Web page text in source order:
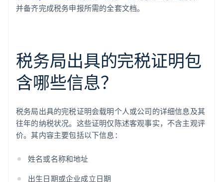
并备齐完成税务申报所需的全套文档。
税务局出具的完税证明包
含哪些信息？
税务局出具的完税证明会载明个人或公司的详细信息及其
往年的纳税状况。这些证明仅陈述客观事实，不含主观评
价。其内容主要包括以下信息：
姓名或名称和地址
出生日期或企业成立日期